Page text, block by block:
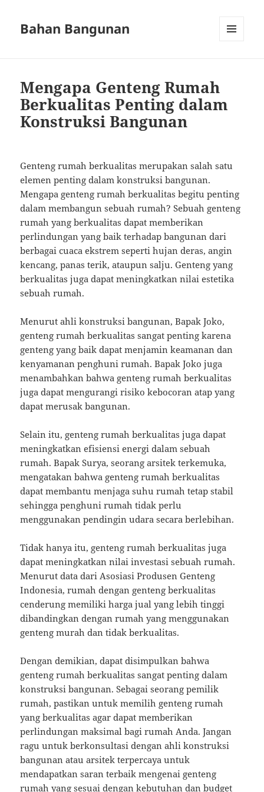
Bahan Bangunan
Mengapa Genteng Rumah
Berkualitas Penting dalam
Konstruksi Bangunan
Genteng rumah berkualitas merupakan salah satu
elemen penting dalam konstruksi bangunan.
Mengapa genteng rumah berkualitas begitu penting
dalam membangun sebuah rumah? Sebuah genteng
rumah yang berkualitas dapat memberikan
perlindungan yang baik terhadap bangunan dari
berbagai cuaca ekstrem seperti hujan deras, angin
kencang, panas terik, ataupun salju. Genteng yang
berkualitas juga dapat meningkatkan nilai estetika
sebuah rumah.
Menurut ahli konstruksi bangunan, Bapak Joko,
genteng rumah berkualitas sangat penting karena
genteng yang baik dapat menjamin keamanan dan
kenyamanan penghuni rumah. Bapak Joko juga
menambahkan bahwa genteng rumah berkualitas
juga dapat mengurangi risiko kebocoran atap yang
dapat merusak bangunan.
Selain itu, genteng rumah berkualitas juga dapat
meningkatkan efisiensi energi dalam sebuah
rumah. Bapak Surya, seorang arsitek terkemuka,
mengatakan bahwa genteng rumah berkualitas
dapat membantu menjaga suhu rumah tetap stabil
sehingga penghuni rumah tidak perlu
menggunakan pendingin udara secara berlebihan.
Tidak hanya itu, genteng rumah berkualitas juga
dapat meningkatkan nilai investasi sebuah rumah.
Menurut data dari Asosiasi Produsen Genteng
Indonesia, rumah dengan genteng berkualitas
cenderung memiliki harga jual yang lebih tinggi
dibandingkan dengan rumah yang menggunakan
genteng murah dan tidak berkualitas.
Dengan demikian, dapat disimpulkan bahwa
genteng rumah berkualitas sangat penting dalam
konstruksi bangunan. Sebagai seorang pemilik
rumah, pastikan untuk memilih genteng rumah
yang berkualitas agar dapat memberikan
perlindungan maksimal bagi rumah Anda. Jangan
ragu untuk berkonsultasi dengan ahli konstruksi
bangunan atau arsitek terpercaya untuk
mendapatkan saran terbaik mengenai genteng
rumah yang sesuai dengan kebutuhan dan budget